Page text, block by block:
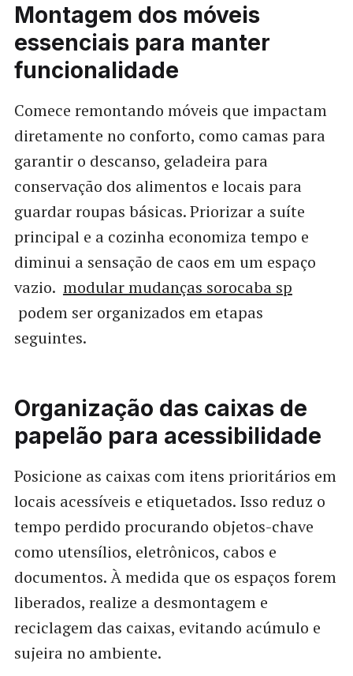
Montagem dos móveis
essenciais para manter
funcionalidade
Comece remontando móveis que impactam
diretamente no conforto, como camas para
garantir o descanso, geladeira para
conservação dos alimentos e locais para
guardar roupas básicas. Priorizar a suíte
principal e a cozinha economiza tempo e
diminui a sensação de caos em um espaço
vazio. modular mudanças sorocaba sp
podem ser organizados em etapas
seguintes.
Organização das caixas de
papelão para acessibilidade
Posicione as caixas com itens prioritários em
locais acessíveis e etiquetados. Isso reduz o
tempo perdido procurando objetos-chave
como utensílios, eletrônicos, cabos e
documentos. À medida que os espaços forem
liberados, realize a desmontagem e
reciclagem das caixas, evitando acúmulo e
sujeira no ambiente.